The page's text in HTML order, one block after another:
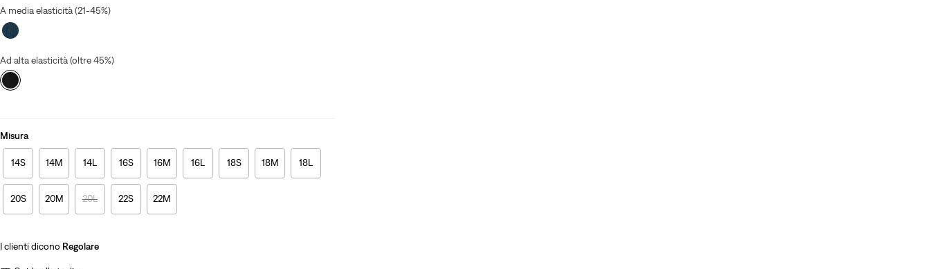
A media elasticità (21-45%)
Ad alta elasticità (oltre 45%)
Misura
14S 14M 14L 16S 16M 16L 18S 18M 18L
20S 20M 20L 22S 22M
I clienti dicono Regolare